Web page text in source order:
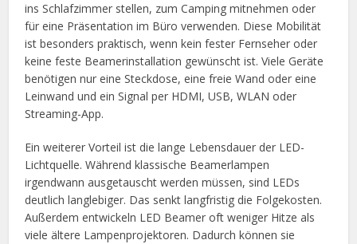
ins Schlafzimmer stellen, zum Camping mitnehmen oder
für eine Präsentation im Büro verwenden. Diese Mobilität
ist besonders praktisch, wenn kein fester Fernseher oder
keine feste Beamerinstallation gewünscht ist. Viele Geräte
benötigen nur eine Steckdose, eine freie Wand oder eine
Leinwand und ein Signal per HDMI, USB, WLAN oder
Streaming-App.
Ein weiterer Vorteil ist die lange Lebensdauer der LED-
Lichtquelle. Während klassische Beamerlampen
irgendwann ausgetauscht werden müssen, sind LEDs
deutlich langlebiger. Das senkt langfristig die Folgekosten.
Außerdem entwickeln LED Beamer oft weniger Hitze als
viele ältere Lampenprojektoren. Dadurch können sie